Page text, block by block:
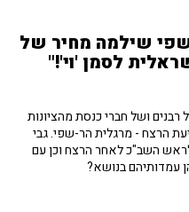
שפי שילמה מחיר של
לסמן 'וי'!"
רבנים ושל חברי כנסת מהציונות
הרצח - מרגלית הר-שפי. גבי
השב"כ לאחר הרצח וכן עם
עמדותיהם בנושא?